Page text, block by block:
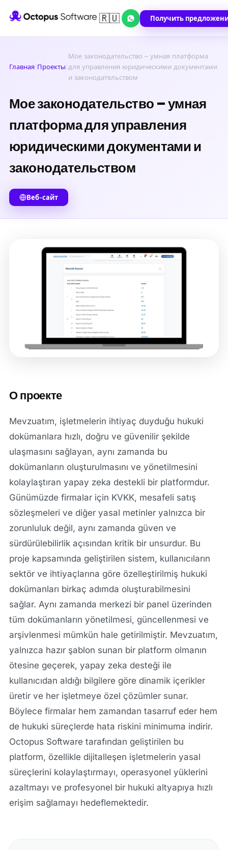
🇷🇺 Получить
Главная/Проекты/
Мое законодательство – умная платформа
для управления юридическими документами
и законодательством
Мое законодательство – умная
платформа для управления
юридическими документами и
законодательством
Веб-сайт
О проекте
Mevzuatım, işletmelerin ihtiyaç duyduğu hukuki
dokümanlara hızlı, doğru ve güvenilir şekilde
ulaşmasını sağlayan, aynı zamanda bu
dokümanların oluşturulmasını ve yönetilmesini
kolaylaştıran yapay zeka destekli bir platformdur.
Günümüzde firmalar için KVKK, mesafeli satış
sözleşmeleri ve diğer yasal metinler yalnızca bir
zorunluluk değil, aynı zamanda güven ve
sürdürülebilirlik açısından kritik bir unsurdur. Bu
proje kapsamında geliştirilen sistem, kullanıcıların
sektör ve ihtiyaçlarına göre özelleştirilmiş hukuki
dokümanları birkaç adımda oluşturabilmesini
sağlar. Aynı zamanda merkezi bir panel üzerinden
tüm dokümanların yönetilmesi, güncellenmesi ve
arşivlenmesi mümkün hale getirilmiştir. Mevzuatım,
yalnızca hazır şablon sunan bir platform olmanın
ötesine geçerek, yapay zeka desteği ile
kullanıcıdan aldığı bilgilere göre dinamik içerikler
üretir ve her işletmeye özel çözümler sunar.
Böylece firmalar hem zamandan tasarruf eder hem
de hukuki süreçlerde hata riskini minimuma indirir.
Octopus Software tarafından geliştirilen bu
platform, özellikle dijitalleşen işletmelerin yasal
süreçlerini kolaylaştırmayı, operasyonel yüklerini
azaltmayı ve profesyonel bir hukuki altyapıya hızlı
erişim sağlamayı hedeflemektedir.